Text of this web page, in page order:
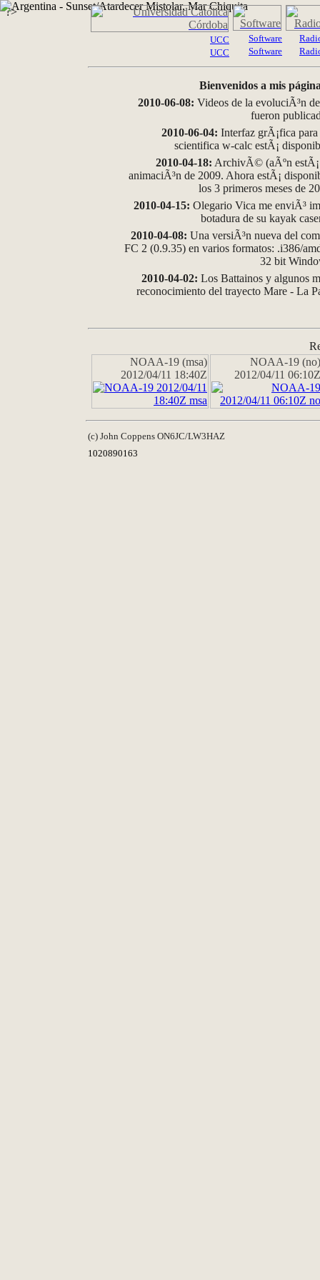
?>
UCC
UCC
Software
Software
Bienvenidos a mis
2010-06-08: Videos de la evoluciÃ³n
fueron
2010-06-04: Interfaz grÃ¡fica
scientifica w-calc estÃ¡
2010-04-18: ArchivÃ© (aÃºn
animaciÃ³n de 2009. Ahora estÃ¡
los 3 primeros meses de
2010-04-15: Olegario Vica me enviÃ³
botadura de su kayak
2010-04-08: Una versiÃ³n nueva del
FC 2 (0.9.35) en varios formatos: .i386/
32 bit
2010-04-02: Los Battainos y algunos
reconocimiento del trayecto Mare - La
NOAA-19 (msa)
2012/04/11 18:40Z
NOAA-19 (no)
2012/04/11 06:10Z
(c) John Coppens ON6JC/LW3HAZ
1020890163